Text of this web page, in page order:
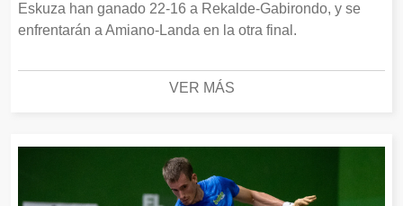
Eskuza han ganado 22-16 a Rekalde-Gabirondo, y se
enfrentarán a Amiano-Landa en la otra final.
VER MÁS